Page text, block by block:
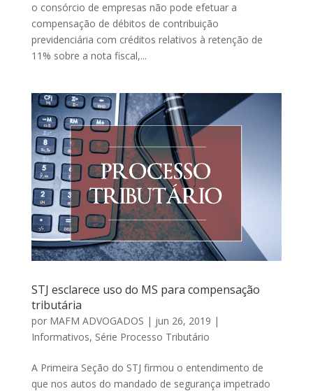
o consórcio de empresas não pode efetuar a
compensação de débitos de contribuição
previdenciária com créditos relativos à retenção de
11% sobre a nota fiscal,...
STJ esclarece uso do MS para compensação
tributária
por MAFM ADVOGADOS | jun 26, 2019 |
Informativos, Série Processo Tributário
A Primeira Seção do STJ firmou o entendimento de
que nos autos do mandado de segurança impetrado